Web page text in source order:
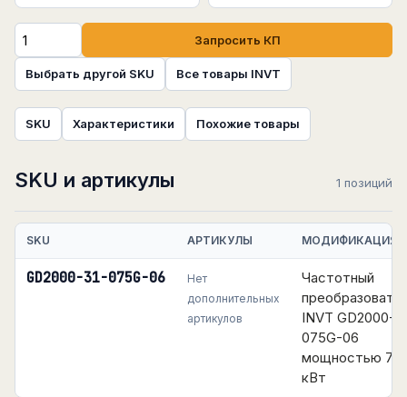
Запросить КП
Выбрать другой SKU Все товары INVT
SKU Характеристики Похожие товары
SKU и артикулы 1 позиций
SKU АРТИКУЛЫ МОДИФИКАЦИЯ
GD2000-31-075G-06
Нет
дополнительных
артикулов
Частотный
INVT GD2000-
075G-06
мощностью 75
кВт